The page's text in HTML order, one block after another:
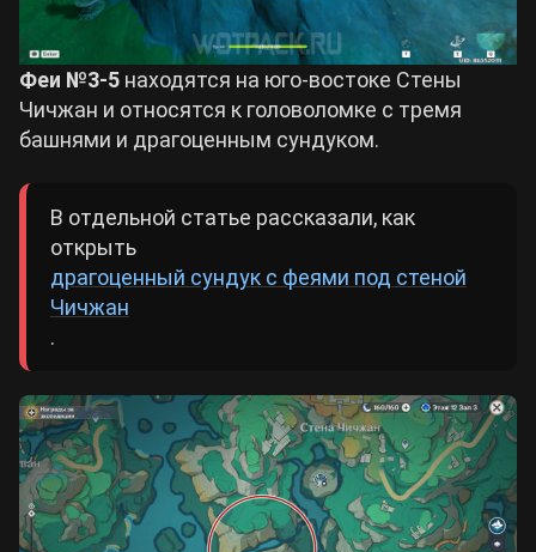
Феи №3-5 находятся на юго-востоке Стены
Чичжан и относятся к головоломке с тремя
башнями и драгоценным сундуком.
В отдельной статье рассказали, как
открыть
драгоценный сундук с феями под стеной
Чичжан
.